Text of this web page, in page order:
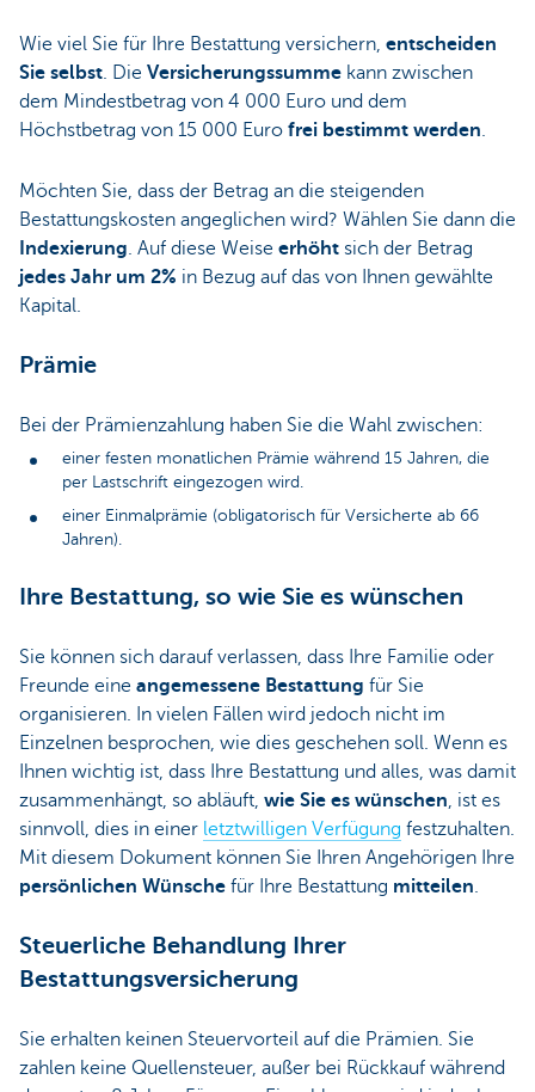
Wie viel Sie für Ihre Bestattung versichern, entscheiden
Sie selbst. Die Versicherungssumme kann zwischen
dem Mindestbetrag von 4 000 Euro und dem
Höchstbetrag von 15 000 Euro frei bestimmt werden.
Möchten Sie, dass der Betrag an die steigenden
Bestattungskosten angeglichen wird? Wählen Sie dann die
Indexierung. Auf diese Weise erhöht sich der Betrag
jedes Jahr um 2% in Bezug auf das von Ihnen gewählte
Kapital.
Prämie
Bei der Prämienzahlung haben Sie die Wahl zwischen:
einer festen monatlichen Prämie während 15 Jahren, die
per Lastschrift eingezogen wird.
einer Einmalprämie (obligatorisch für Versicherte ab 66
Jahren).
Ihre Bestattung, so wie Sie es wünschen
Sie können sich darauf verlassen, dass Ihre Familie oder
Freunde eine angemessene Bestattung für Sie
organisieren. In vielen Fällen wird jedoch nicht im
Einzelnen besprochen, wie dies geschehen soll. Wenn es
Ihnen wichtig ist, dass Ihre Bestattung und alles, was damit
zusammenhängt, so abläuft, wie Sie es wünschen, ist es
sinnvoll, dies in einer letztwilligen Verfügung festzuhalten.
Mit diesem Dokument können Sie Ihren Angehörigen Ihre
persönlichen Wünsche für Ihre Bestattung mitteilen.
Steuerliche Behandlung Ihrer
Bestattungsversicherung
Sie erhalten keinen Steuervorteil auf die Prämien. Sie
zahlen keine Quellensteuer, außer bei Rückkauf während